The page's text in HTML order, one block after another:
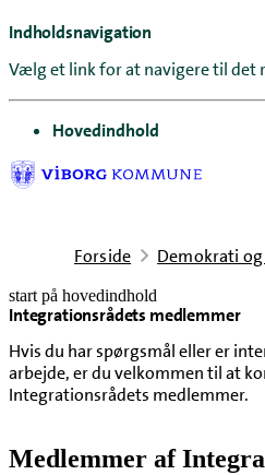
Indholdsnavigation
Vælg et link for at navigere til det
gå til
Hovedindhold
Forside Demokrati
start på hovedindhold
Integrationsrådets medlemmer
Hvis du har spørgsmål eller er
arbejde, er du velkommen til at
Integrationsrådets medlemmer.
senest opdateret 16. marts 2026
Medlemmer af